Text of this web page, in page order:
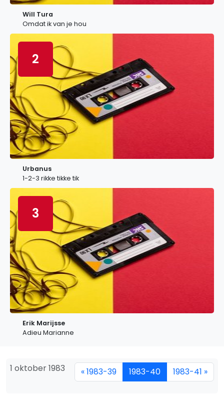
Will Tura
Omdat ik van je hou
2
Urbanus
1-2-3 rikke tikke tik
3
Erik Marijsse
Adieu Marianne
1 oktober 1983 « 1983-39 1983-40 1983-41 »